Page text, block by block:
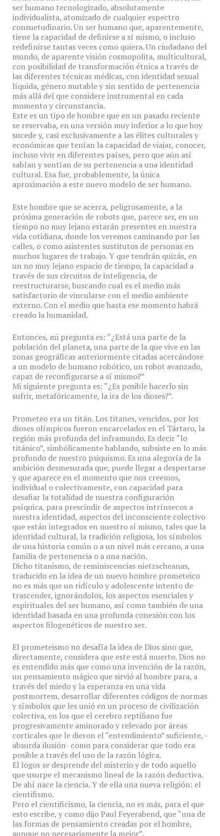
ser humano tecnologizado, absolutamente
individualista, atomizado de cualquier espectro
consuetudinario. Un ser humano que, aparentemente,
tiene la capacidad de definirse a sí mismo, o incluso
redefinirse tantas veces como quiera. Un ciudadano del
mundo, de aparente visión cosmopolita, multicultural,
con posibilidad de transformación étnica a través de
las diferentes técnicas médicas, con identidad sexual
líquida, género mutable y sin sentido de pertenencia
más allá del que considere instrumental en cada
momento y circunstancia.
Este es un tipo de hombre que en un pasado reciente
se reservaba, en una versión muy inferior a lo que hoy
sucede y, casi exclusivamente a las élites culturales y
económicas que tenían la capacidad de viajar, conocer,
incluso vivir en diferentes países, pero que aún así
sabían y sentían de su pertenencia a una identidad
cultural. Esa fue, probablemente, la única
aproximación a este nuevo modelo de ser humano.
Este hombre que se acerca, peligrosamente, a la
próxima generación de robots que, parece ser, en un
tiempo no muy lejano estarán presentes en nuestra
vida cotidiana, donde los veremos caminando por las
calles, o como asistentes sustitutos de personas en
muchos lugares de trabajo. Y que tendrán quizás, en
un no muy lejano espacio de tiempo, la capacidad a
través de sus circuitos de inteligencia, de
reestructurarse, buscando cual es el medio más
satisfactorio de vincularse con el medio ambiente
externo. Con el medio que hasta ese momento habrá
creado la humanidad.
Entonces, mi pregunta es: “¿Está una parte de la
población del planeta, una parte de la que vive en las
zonas geográficas anteriormente citadas acercándose
a un modelo de humano robótico, un robot avanzado,
capaz de reconfigurarse a sí mismo?”
Mi siguiente pregunta es: “¿Es posible hacerlo sin
sufrir, metafóricamente, la ira de los dioses?”.
Prometeo era un titán. Los titanes, vencidos, por los
dioses olímpicos fueron encarcelados en el Tártaro, la
región más profunda del inframundo. Es decir “lo
titánico”, simbólicamente hablando, subsiste en lo más
profundo de nuestro psiquismo. Es una alegoría de la
ambición desmesurada que, puede llegar a despertarse
y que aparece en el momento que nos creemos,
individual o colectivamente, con capacidad para
desafiar la totalidad de nuestra configuración
psíquica, para prescindir de aspectos intrínsecos a
nuestra identidad, aspectos del inconsciente colectivo
que están integrados en nuestro sí mismo, tales que la
identidad cultural, la tradición religiosa, los símbolos
de una historia común o a un nivel más cercano, a una
familia de pertenencia o a una nación.
Dicho titanismo, de reminiscencias nietzscheanas,
traducido en la idea de un nuevo hombre prometeico
no es más que un ridículo y adolescente intento de
trascender, ignorándolos, los aspectos esenciales y
espirituales del ser humano, así como también de una
identidad basada en una profunda conexión con los
aspectos filogenéticos de nuestro ser.
El prometeismo no desafía la idea de Dios sino que,
directamente, considera que este está muerto. Dios no
es entendido más que como una invención de la razón,
un pensamiento mágico que sirvió al hombre para, a
través del miedo y la esperanza en una vida
postmortem, desarrollar diferentes códigos de normas
y símbolos que les unió en un proceso de civilización
colectiva, en los que el cerebro reptiliano fue
progresivamente aminorado y relevado por áreas
corticales que le dieron el “entendimiento” suficiente, -
absurda ilusión- como para considerar que todo era
posible a través del uso de la razón lógica.
El logos se desprende del misterio y de todo aquello
que usurpe el mecanismo lineal de la razón deductiva.
De ahí nace la ciencia. Y de ella una nueva religión: el
cientifismo.
Pero el cientificismo, la ciencia, no es más, para el que
esto escribe, y como dijo Paul Feyerabend, que “una de
las formas de pensamiento creadas por el hombre,
aunque no necesariamente la mejor”.